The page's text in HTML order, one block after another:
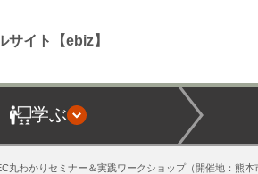
サイト【ebiz】
学ぶ
丸わかりセミナー＆実践ワークショップ（開催地：熊本